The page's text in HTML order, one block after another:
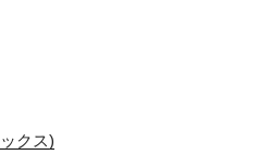
クス)